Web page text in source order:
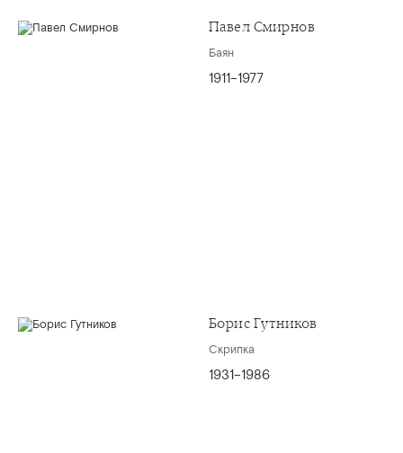
Павел Смирнов
Баян
1911–1977
Борис Гутников
Скрипка
1931–1986